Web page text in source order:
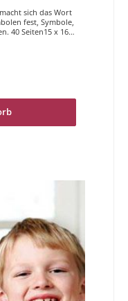
sich das Wort
fest, Symbole,
40 Seiten15 x 16